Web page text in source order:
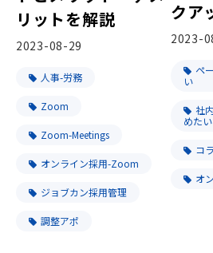
リットを解説
2023-08-29
人事-労務
Zoom
Zoom-Meetings
オンライン採用-Zoom
ジョブカン採用管理
調整アポ
クア
2023-
ペ
い
社
めたい
コ
オ